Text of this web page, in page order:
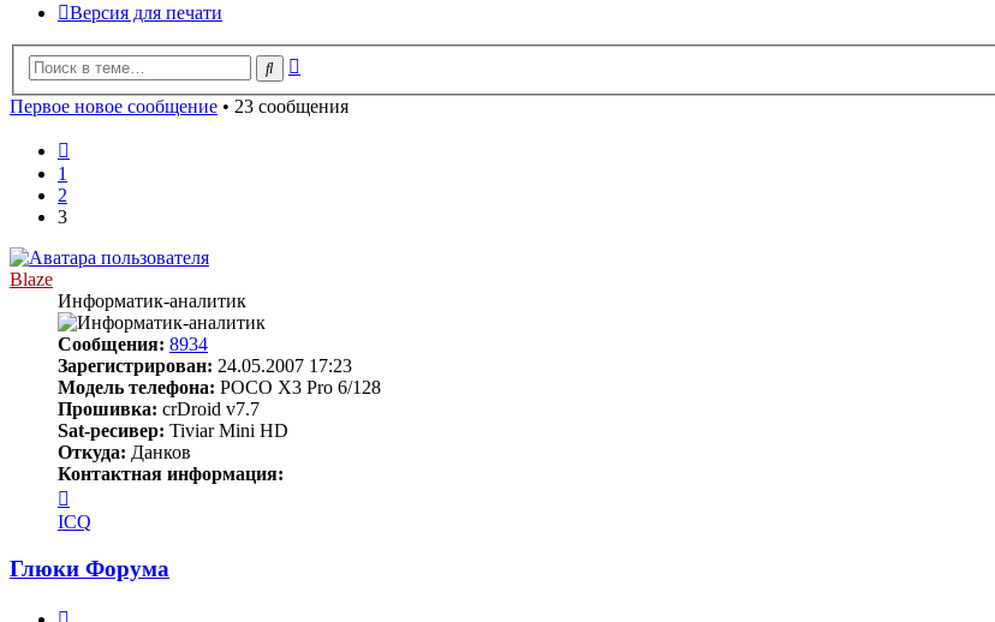
Версия для печати
Поиск
Первое новое сообщение • 23 сообщения
1
2
3
Blaze
Информатик-аналитик
Сообщения: 8934
Зарегистрирован: 24.05.2007 17:23
Модель телефона: POCO X3 Pro 6/128
Прошивка: crDroid v7.7
Sat-ресивер: Tiviar Mini HD
Откуда: Данков
Контактная информация:
информация
пользователя
Blaze
ICQ
Глюки Форума